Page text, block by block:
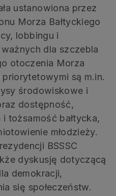
ustanowiona przez
Morza Bałtyckiego
lobbingu i
dla szczebla
otoczenia Morza
priorytetowymi są m.in.
środowiskowe i
dostępność,
tożsamość bałtycka,
młodzieży.
BSSSC
dyskusję dotyczącą
demokracji,
się społeczeństw.